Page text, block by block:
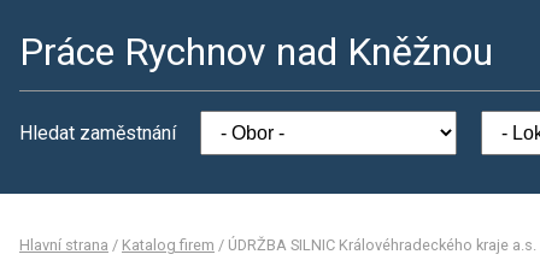
Práce Rychnov nad Kněžnou
Hledat zaměstnání
Hlavní strana / Katalog firem / ÚDRŽBA SILNIC Královéhradeckého kraje a.s.